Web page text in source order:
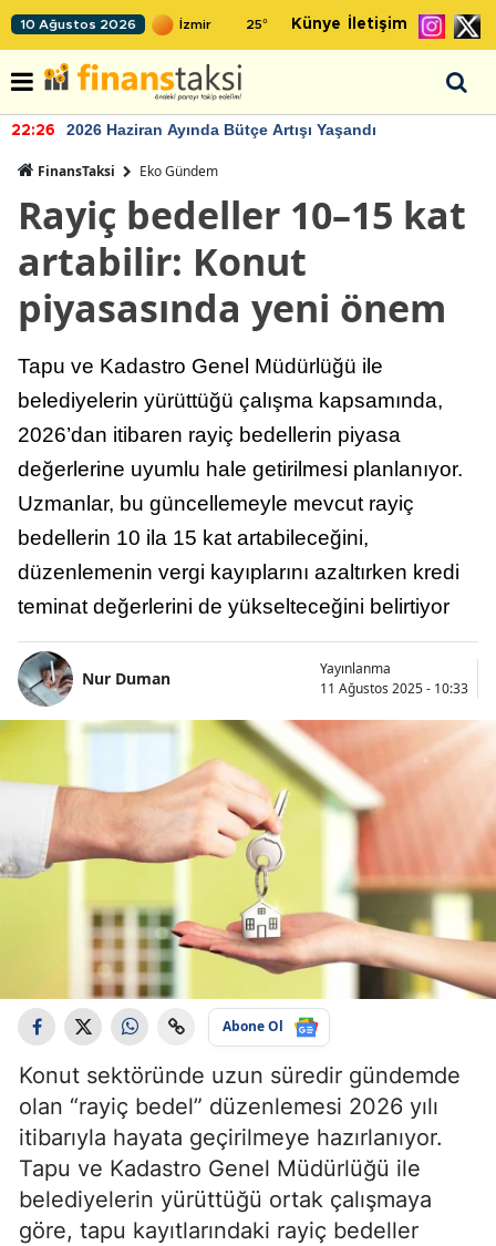
10 Ağustos 2026 25° Künye İletişim
22:26 2026 Haziran Ayında Bütçe Artışı Yaşandı
FinansTaksi Eko Gündem
Rayiç bedeller 10–15 kat
artabilir: Konut
piyasasında yeni önem
Tapu ve Kadastro Genel Müdürlüğü ile
belediyelerin yürüttüğü çalışma kapsamında,
2026’dan itibaren rayiç bedellerin piyasa
değerlerine uyumlu hale getirilmesi planlanıyor.
Uzmanlar, bu güncellemeyle mevcut rayiç
bedellerin 10 ila 15 kat artabileceğini,
düzenlemenin vergi kayıplarını azaltırken kredi
teminat değerlerini de yükselteceğini belirtiyor
Nur Duman
Yayınlanma
11 Ağustos 2025 - 10:33
Abone Ol
Konut sektöründe uzun süredir gündemde
olan “rayiç bedel” düzenlemesi 2026 yılı
itibarıyla hayata geçirilmeye hazırlanıyor.
Tapu ve Kadastro Genel Müdürlüğü ile
belediyelerin yürüttüğü ortak çalışmaya
göre, tapu kayıtlarındaki rayiç bedeller